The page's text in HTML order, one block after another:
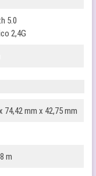
5.0
2,4G
74,42 mm x 42,75 mm
m